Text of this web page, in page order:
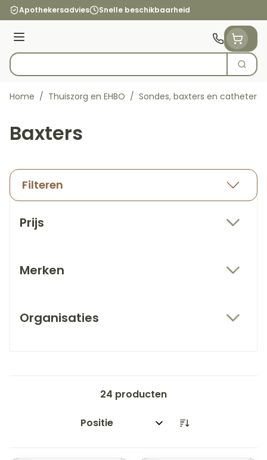
Ga naar de inhoud
Apothekersadvies Snelle beschikbaarheid
Menu
Product, merk, categorie...
Zoek
Home / Thuiszorg en EHBO / Sondes, baxters en catheters
Baxters
Filteren
Prijs
Merken
Organisaties
24 producten
Sorteer op: